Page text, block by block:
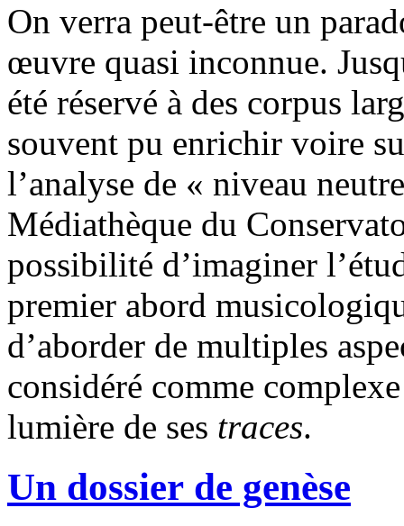
On verra peut-être un
œuvre quasi inconnue.
été réservé à des corpus
souvent pu enrichir voire
l’analyse de « niveau
Médiathèque du
possibilité d’imaginer
premier abord
d’aborder de multiples
considéré comme
lumière de ses traces.
Un dossier de genèse